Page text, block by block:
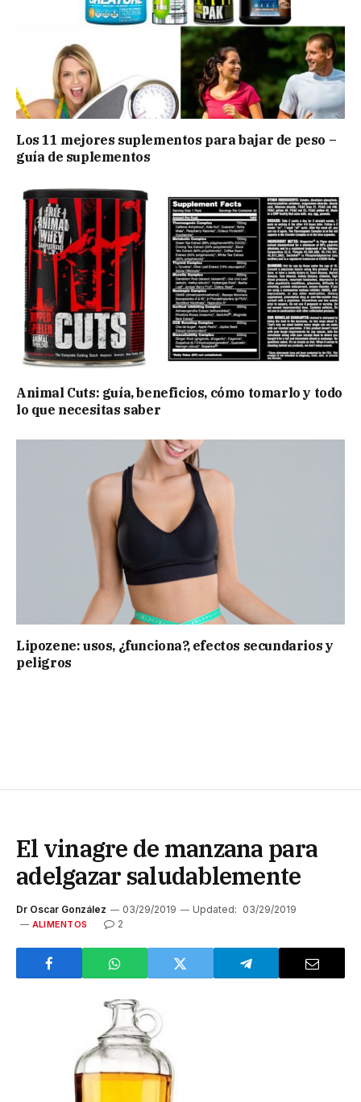
Los 11 mejores suplementos para bajar de peso –
guía de suplementos
Animal Cuts: guía, beneficios, cómo tomarlo y todo
lo que necesitas saber
Lipozene: usos, ¿funciona?, efectos secundarios y
peligros
El vinagre de manzana para
adelgazar saludablemente
Dr Oscar González 03/29/2019 Updated: 03/29/2019
ALIMENTOS 2